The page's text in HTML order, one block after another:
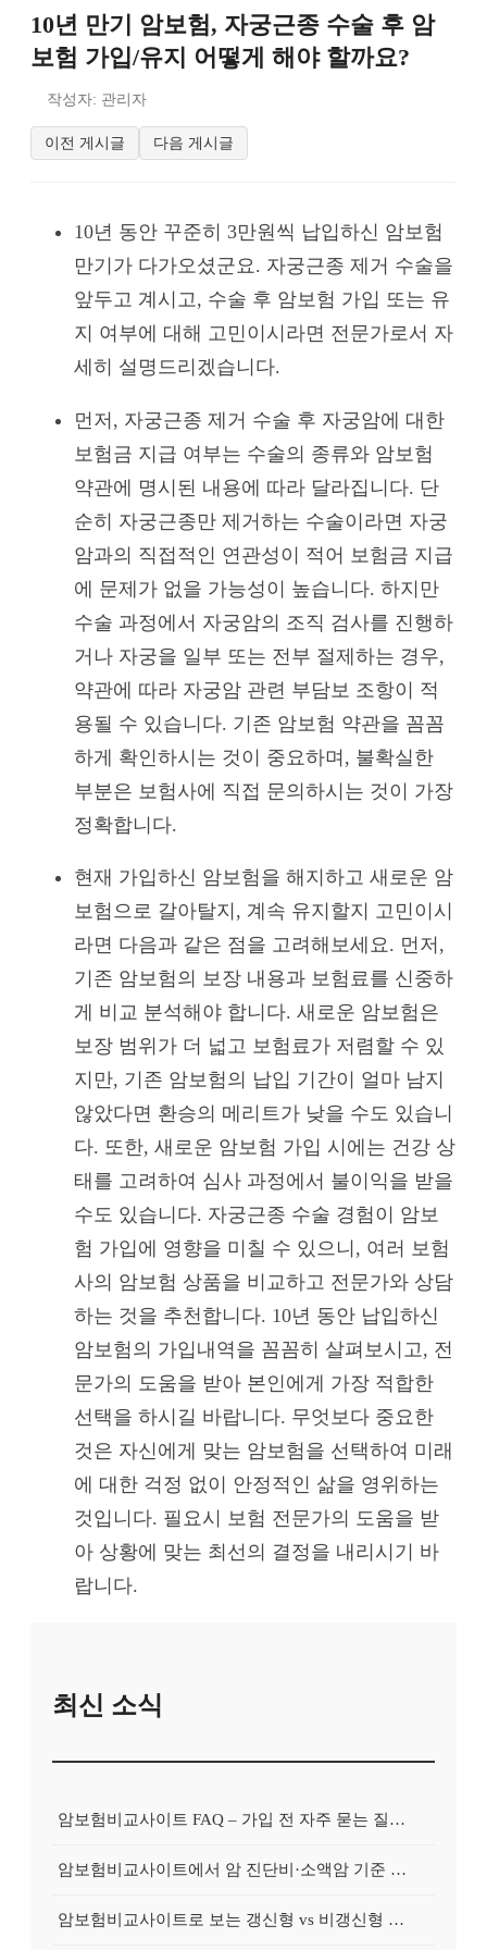
10년 만기 암보험, 자궁근종 수술 후 암
보험 가입/유지 어떻게 해야 할까요?
작성자: 관리자
이전 게시글 다음 게시글
10년 동안 꾸준히 3만원씩 납입하신 암보험
만기가 다가오셨군요. 자궁근종 제거 수술을
앞두고 계시고, 수술 후 암보험 가입 또는 유
지 여부에 대해 고민이시라면 전문가로서 자
세히 설명드리겠습니다.
먼저, 자궁근종 제거 수술 후 자궁암에 대한
보험금 지급 여부는 수술의 종류와 암보험
약관에 명시된 내용에 따라 달라집니다. 단
순히 자궁근종만 제거하는 수술이라면 자궁
암과의 직접적인 연관성이 적어 보험금 지급
에 문제가 없을 가능성이 높습니다. 하지만
수술 과정에서 자궁암의 조직 검사를 진행하
거나 자궁을 일부 또는 전부 절제하는 경우,
약관에 따라 자궁암 관련 부담보 조항이 적
용될 수 있습니다. 기존 암보험 약관을 꼼꼼
하게 확인하시는 것이 중요하며, 불확실한
부분은 보험사에 직접 문의하시는 것이 가장
정확합니다.
현재 가입하신 암보험을 해지하고 새로운 암
보험으로 갈아탈지, 계속 유지할지 고민이시
라면 다음과 같은 점을 고려해보세요. 먼저,
기존 암보험의 보장 내용과 보험료를 신중하
게 비교 분석해야 합니다. 새로운 암보험은
보장 범위가 더 넓고 보험료가 저렴할 수 있
지만, 기존 암보험의 납입 기간이 얼마 남지
않았다면 환승의 메리트가 낮을 수도 있습니
다. 또한, 새로운 암보험 가입 시에는 건강 상
태를 고려하여 심사 과정에서 불이익을 받을
수도 있습니다. 자궁근종 수술 경험이 암보
험 가입에 영향을 미칠 수 있으니, 여러 보험
사의 암보험 상품을 비교하고 전문가와 상담
하는 것을 추천합니다. 10년 동안 납입하신
암보험의 가입내역을 꼼꼼히 살펴보시고, 전
문가의 도움을 받아 본인에게 가장 적합한
선택을 하시길 바랍니다. 무엇보다 중요한
것은 자신에게 맞는 암보험을 선택하여 미래
에 대한 걱정 없이 안정적인 삶을 영위하는
것입니다. 필요시 보험 전문가의 도움을 받
아 상황에 맞는 최선의 결정을 내리시기 바
랍니다.
최신 소식
암보험비교사이트 FAQ – 가입 전 자주 묻는 질문 정리
암보험비교사이트에서 암 진단비·소액암 기준 제대로 비교하기
암보험비교사이트로 보는 갱신형 vs 비갱신형 암보험 차이